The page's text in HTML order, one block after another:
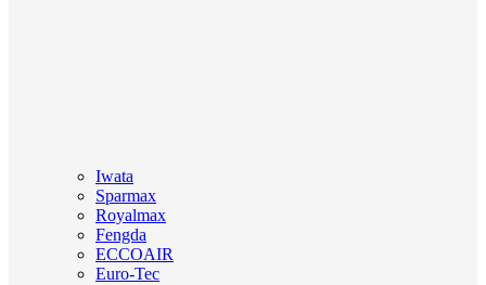
Iwata
Sparmax
Royalmax
Fengda
ECCOAIR
Euro-Tec